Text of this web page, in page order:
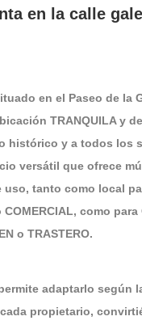
en la calle
en el Paseo de la
TRANQUILA y
histórico y a todos los
versátil que ofrece
uso, tanto como local
COMERCIAL, como para
o TRASTERO.
adaptarlo según
propietario,